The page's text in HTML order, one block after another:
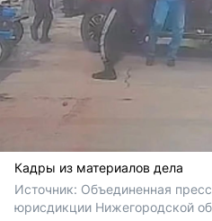
Кадры из материалов дела
Источник: Объединенная
юрисдикции Нижегородской